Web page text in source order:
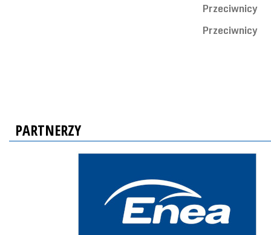
Przeciwnicy
Przeciwnicy
PARTNERZY